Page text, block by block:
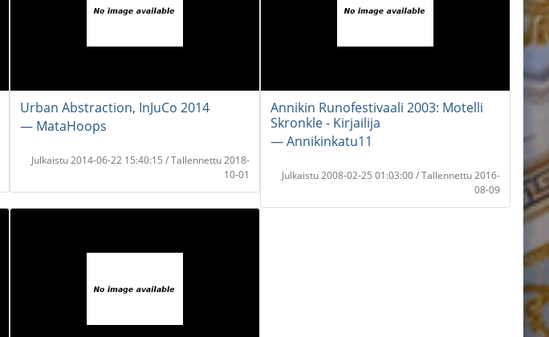
Urban Abstraction, InJuCo 2014
― MataHoops
Julkaistu 2014-06-22 15:40:15 / Tallennettu 2018-
10-01
Annikin Runofestivaali 2003: Motelli
Skronkle - Kirjailija
― Annikinkatu11
Julkaistu 2008-02-25 01:03:00 / Tallennettu 2016-
08-09